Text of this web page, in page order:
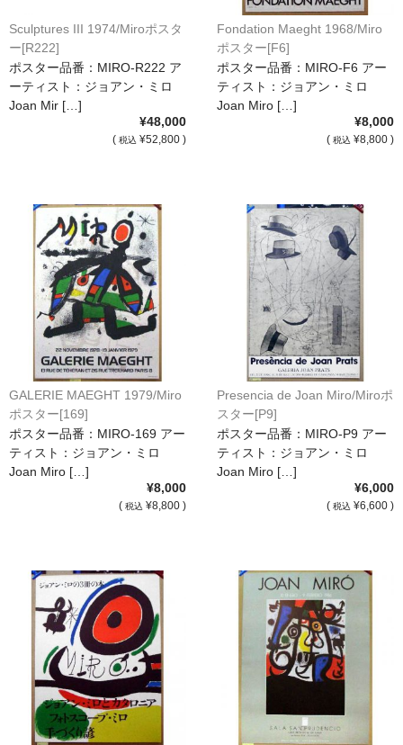
Sculptures III 1974/Miroポスタ
ー[R222]
ポスター品番：MIRO-R222 ア
ーティスト：ジョアン・ミロ
Joan Mir […]
¥48,000
( 税込 ¥52,800 )
Fondation Maeght 1968/Miro
ポスター[F6]
ポスター品番：MIRO-F6 アー
ティスト：ジョアン・ミロ
Joan Miro […]
¥8,000
( 税込 ¥8,800 )
GALERIE MAEGHT 1979/Miro
ポスター[169]
ポスター品番：MIRO-169 アー
ティスト：ジョアン・ミロ
Joan Miro […]
¥8,000
( 税込 ¥8,800 )
Presencia de Joan Miro/Miroポ
スター[P9]
ポスター品番：MIRO-P9 アー
ティスト：ジョアン・ミロ
Joan Miro […]
¥6,000
( 税込 ¥6,600 )